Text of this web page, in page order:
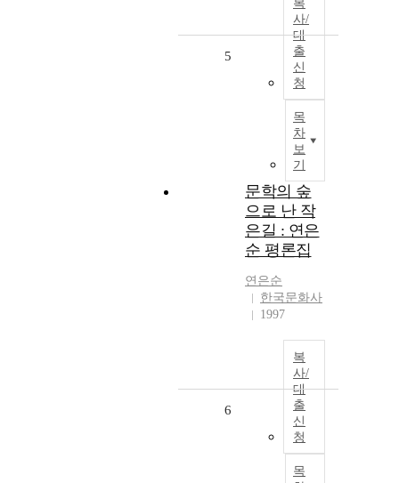
복
사/
대
출
신
청
목
차
보
기
5
문학의 숲
으로 난 작
은길 : 연은
순 평론집
연은순
한국문화사
1997
복
사/
대
출
신
청
목
6